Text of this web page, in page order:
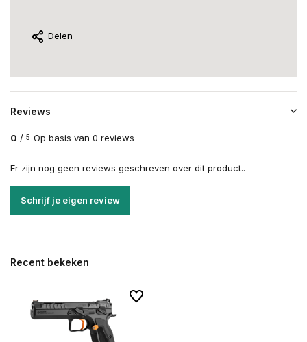
Delen
Reviews
0 / 5 Op basis van 0 reviews
Er zijn nog geen reviews geschreven over dit product..
Schrijf je eigen review
Recent bekeken